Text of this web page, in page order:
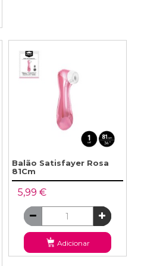
Balão Satisfayer Rosa
81Cm
5,99 €
Adicionar